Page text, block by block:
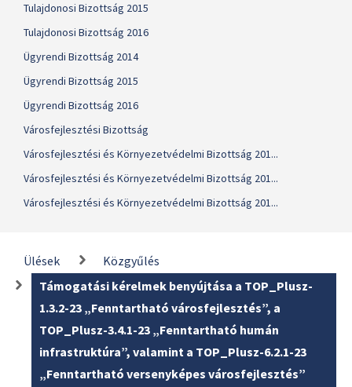
Tulajdonosi Bizottság 2015
Tulajdonosi Bizottság 2016
Ügyrendi Bizottság 2014
Ügyrendi Bizottság 2015
Ügyrendi Bizottság 2016
Városfejlesztési Bizottság
Városfejlesztési és Környezetvédelmi Bizottság 201...
Városfejlesztési és Környezetvédelmi Bizottság 201...
Városfejlesztési és Környezetvédelmi Bizottság 201...
Ülések
Közgyűlés
Támogatási kérelmek benyújtása a TOP_Plusz-
1.3.2-23 „Fenntartható városfejlesztés”, a
TOP_Plusz-3.4.1-23 „Fenntartható humán
infrastruktúra”, valamint a TOP_Plusz-6.2.1-23
„Fenntartható versenyképes városfejlesztés”